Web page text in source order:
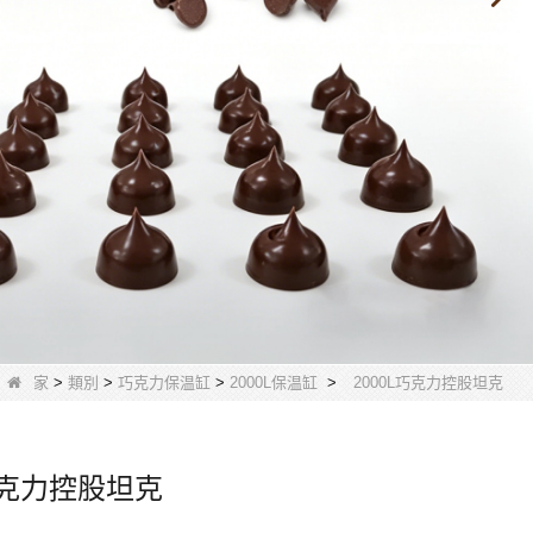
家 > 類別 > 巧克力保温缸 > 2000L保温缸 > 2000L巧克力控股坦克
力控股坦克